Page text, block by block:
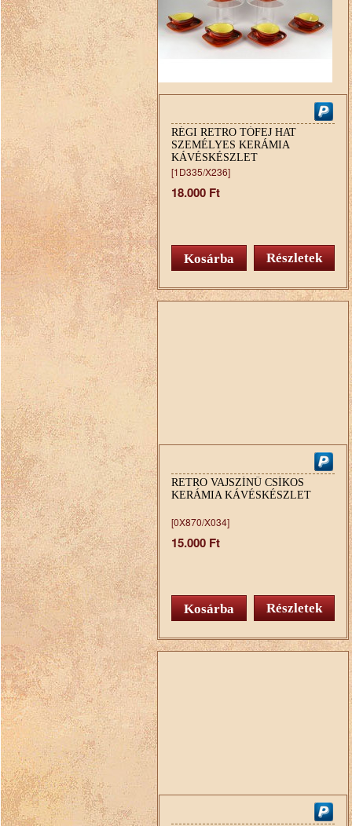
RÉGI RETRO TÓFEJ HAT
SZEMÉLYES KERÁMIA
KÁVÉSKÉSZLET
[1D335/X236]
18.000 Ft
Részletek
RETRO VAJSZÍNŰ CSÍKOS
KERÁMIA KÁVÉSKÉSZLET
[0X870/X034]
15.000 Ft
Részletek